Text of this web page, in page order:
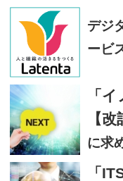
デジ
ービ
「
【改
に求
「